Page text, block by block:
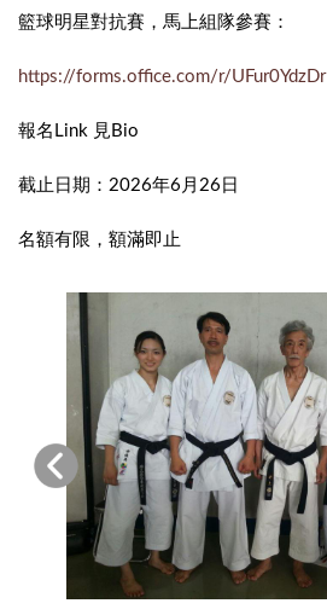
籃球明星對抗賽，馬上組隊參賽：
https://forms.office.com/r/UFur0YdzDr
報名Link 見Bio
截止日期：2026年6月26日
名額有限，額滿即止